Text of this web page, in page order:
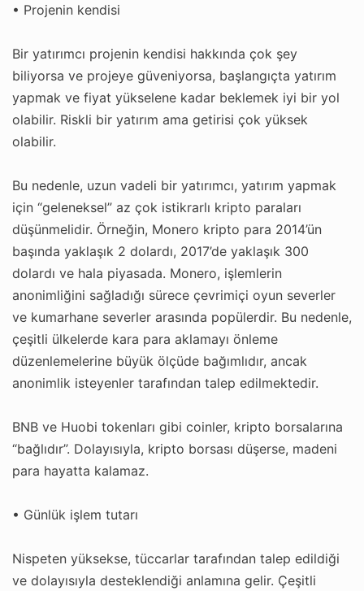
• Projenin kendisi
Bir yatırımcı projenin kendisi hakkında çok şey
biliyorsa ve projeye güveniyorsa, başlangıçta yatırım
yapmak ve fiyat yükselene kadar beklemek iyi bir yol
olabilir. Riskli bir yatırım ama getirisi çok yüksek
olabilir.
Bu nedenle, uzun vadeli bir yatırımcı, yatırım yapmak
için “geleneksel” az çok istikrarlı kripto paraları
düşünmelidir. Örneğin, Monero kripto para 2014’ün
başında yaklaşık 2 dolardı, 2017’de yaklaşık 300
dolardı ve hala piyasada. Monero, işlemlerin
anonimliğini sağladığı sürece çevrimiçi oyun severler
ve kumarhane severler arasında popülerdir. Bu nedenle,
çeşitli ülkelerde kara para aklamayı önleme
düzenlemelerine büyük ölçüde bağımlıdır, ancak
anonimlik isteyenler tarafından talep edilmektedir.
BNB ve Huobi tokenları gibi coinler, kripto borsalarına
“bağlıdır”. Dolayısıyla, kripto borsası düşerse, madeni
para hayatta kalamaz.
• Günlük işlem tutarı
Nispeten yüksekse, tüccarlar tarafından talep edildiği
ve dolayısıyla desteklendiği anlamına gelir. Çeşitli